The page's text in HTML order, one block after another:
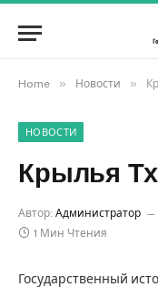
Home » Новости »
НОВОСТИ
Крылья
Автор: Администратор
1 Мин Чтения
Государственный